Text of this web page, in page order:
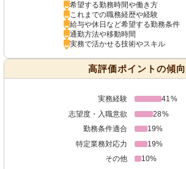
希望する勤務時間や働き方
これまでの職務経歴や経験
給与や休日など希望する勤務条件
通勤方法や移動時間
実務で活かせる技術やスキル
高評価ポイントの傾向
実務経験
41%
志望度・入職意欲
28%
勤務条件適合
19%
特定業務対応力
19%
その他
10%